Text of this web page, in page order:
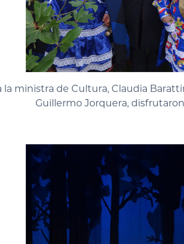
la ministra de Cultura, Claudia
Guillermo Jorquera,